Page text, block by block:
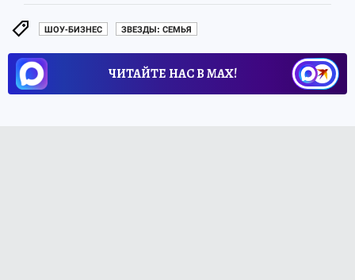
ШОУ-БИЗНЕС ЗВЕЗДЫ: СЕМЬЯ
ЧИТАЙТЕ НАС В МАХ!